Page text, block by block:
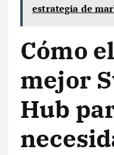
estrategia de
Cómo
mejor
Hub